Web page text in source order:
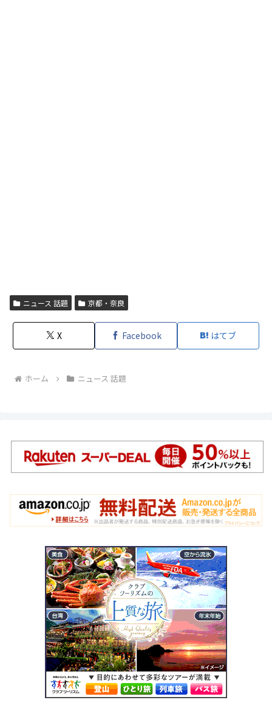
ニュース 話題 京都・奈良
X Facebook はてブ
ホーム ニュース 話題